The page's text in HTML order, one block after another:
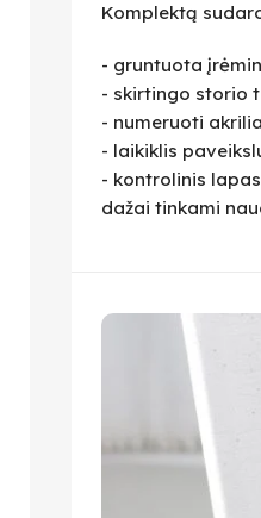
Komplektą
- gruntuota
- skirtingo storio
- numeruoti
- laikiklis
- kontrolinis
dažai tinkami